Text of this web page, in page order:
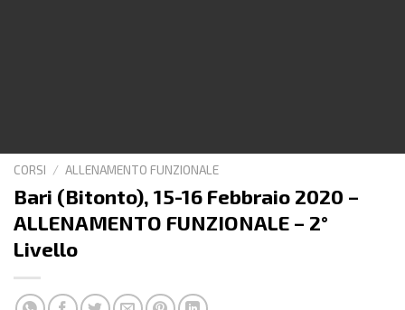
CORSI / ALLENAMENTO FUNZIONALE
Bari (Bitonto), 15-16 Febbraio 2020 –
ALLENAMENTO FUNZIONALE – 2°
Livello